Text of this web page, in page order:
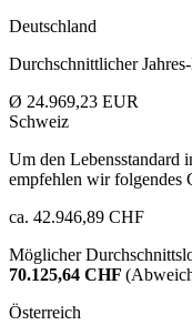
Deutschland
Durchschnittlicher
Ø 24.969,23 EUR
Schweiz
Um den Lebensstandard
empfehlen wir folgendes
ca. 42.946,89 CHF
Möglicher
70.125,64 CHF
Österreich